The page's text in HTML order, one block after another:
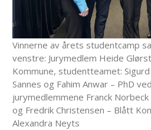
Vinnerne av årets studentcamp
venstre: Jurymedlem Heide
Kommune, studentteamet:
Sannes og Fahim Anwar – PhD
jurymedlemmene Franck
og Fredrik Christensen – Blått
Alexandra Neyts